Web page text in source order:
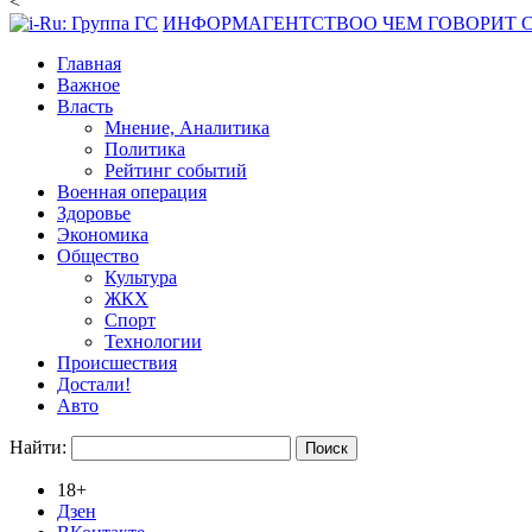
ИНФОРМАГЕНТСТВОО ЧЕМ ГОВОРИТ
Главная
Важное
Власть
Мнение, Аналитика
Политика
Рейтинг событий
Военная операция
Здоровье
Экономика
Общество
Культура
ЖКХ
Спорт
Технологии
Происшествия
Достали!
Авто
Найти:
18+
Дзен